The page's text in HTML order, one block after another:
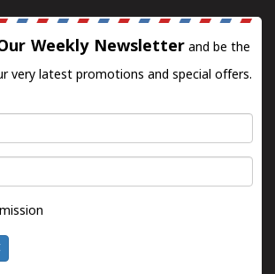
Weekly Newsletter and be the
very latest promotions and special offers.